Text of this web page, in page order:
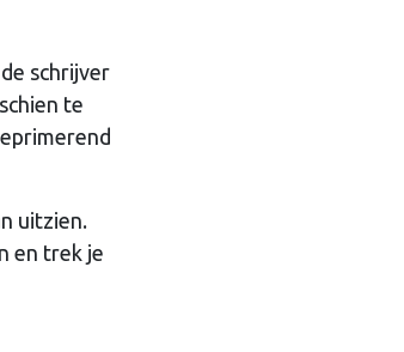
schrijver
te
uitzien.
en trek je